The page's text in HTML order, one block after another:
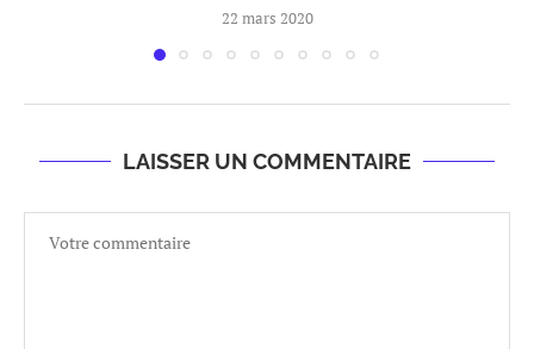
22 mars 2020
LAISSER UN COMMENTAIRE